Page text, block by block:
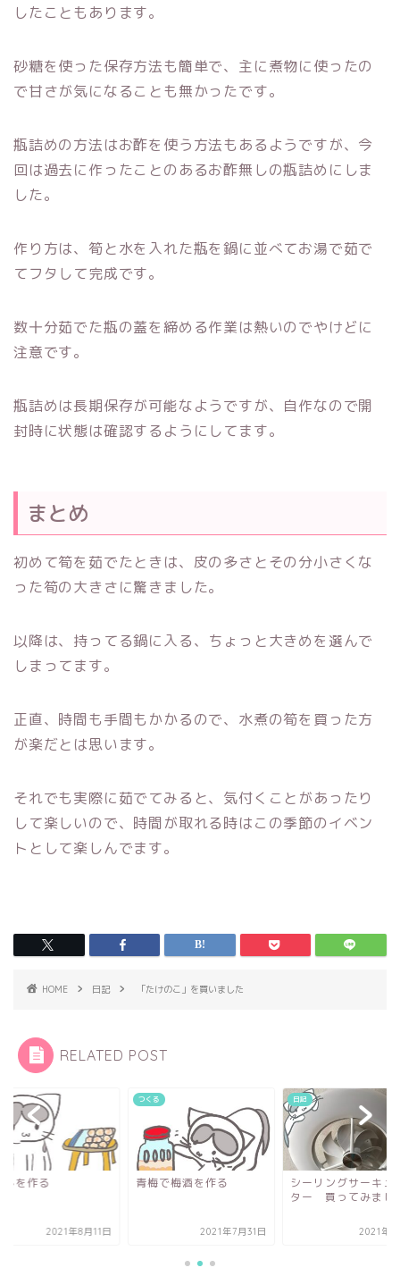
したこともあります。
砂糖を使った保存方法も簡単で、主に煮物に使ったの
で甘さが気になることも無かったです。
瓶詰めの方法はお酢を使う方法もあるようですが、今
回は過去に作ったことのあるお酢無しの瓶詰めにしま
した。
作り方は、筍と水を入れた瓶を鍋に並べてお湯で茹で
てフタして完成です。
数十分茹でた瓶の蓋を締める作業は熱いのでやけどに
注意です。
瓶詰めは長期保存が可能なようですが、自作なので開
封時に状態は確認するようにしてます。
まとめ
初めて筍を茹でたときは、皮の多さとその分小さくな
った筍の大きさに驚きました。
以降は、持ってる鍋に入る、ちょっと大きめを選んで
しまってます。
正直、時間も手間もかかるので、水煮の筍を買った方
が楽だとは思います。
それでも実際に茹でてみると、気付くことがあったり
して楽しいので、時間が取れる時はこの季節のイベン
トとして楽しんでます。
HOME 日記 「たけのこ」を買いました
RELATED POST
しを作る
2021年8月11日
つくる
青梅で梅酒を作る
2021年7月31日
日記
シーリングサーキュ
ター 買ってみまし
2021年8